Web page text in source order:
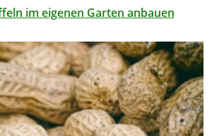
im eigenen Garten anbauen